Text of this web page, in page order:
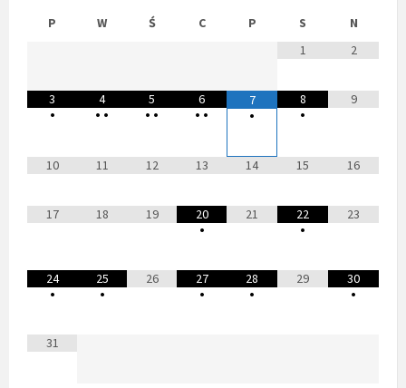
P W Ś C P S
N
1
2
3
•
4
• •
5
• •
6
• •
7
•
8
•
9
10 11 12 13 14 15 16
17 18 19
20
•
21
22
•
23
24
•
25
•
26
27
•
28
•
29
30
•
31